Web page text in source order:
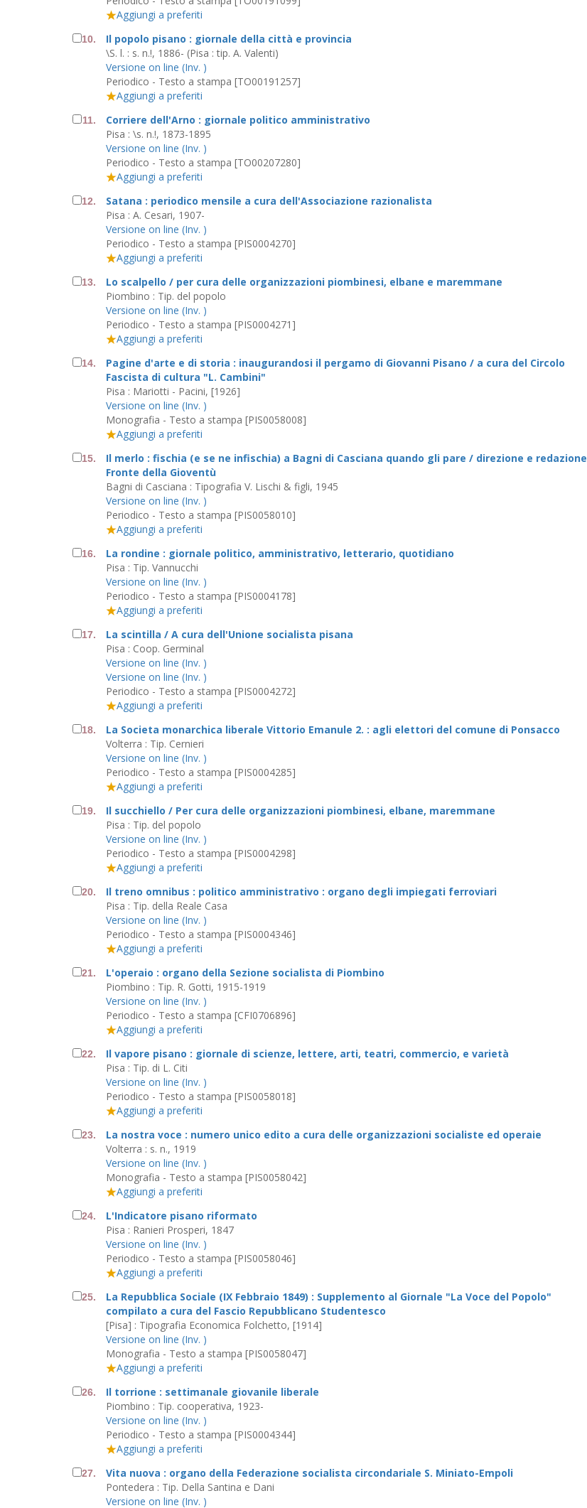
Aggiungi a preferiti
10.
Il popolo pisano : giornale della città e provincia
\S. l. : s. n.!, 1886- (Pisa : tip. A. Valenti)
Versione on line (Inv. )
Periodico - Testo a stampa [TO00191257]
Aggiungi a preferiti
11.
Corriere dell'Arno : giornale politico amministrativo
Pisa : \s. n.!, 1873-1895
Versione on line (Inv. )
Periodico - Testo a stampa [TO00207280]
Aggiungi a preferiti
12.
Satana : periodico mensile a cura dell'Associazione razionalista
Pisa : A. Cesari, 1907-
Versione on line (Inv. )
Periodico - Testo a stampa [PIS0004270]
Aggiungi a preferiti
13.
Lo scalpello / per cura delle organizzazioni piombinesi, elbane e maremmane
Piombino : Tip. del popolo
Versione on line (Inv. )
Periodico - Testo a stampa [PIS0004271]
Aggiungi a preferiti
14.
Pagine d'arte e di storia : inaugurandosi il pergamo di Giovanni Pisano / a cura del Circolo
Fascista di cultura "L. Cambini"
Pisa : Mariotti - Pacini, [1926]
Versione on line (Inv. )
Monografia - Testo a stampa [PIS0058008]
Aggiungi a preferiti
15.
Il merlo : fischia (e se ne infischia) a Bagni di Casciana quando gli pare / direzione e redazione
Fronte della Gioventù
Bagni di Casciana : Tipografia V. Lischi & figli, 1945
Versione on line (Inv. )
Periodico - Testo a stampa [PIS0058010]
Aggiungi a preferiti
16.
La rondine : giornale politico, amministrativo, letterario, quotidiano
Pisa : Tip. Vannucchi
Versione on line (Inv. )
Periodico - Testo a stampa [PIS0004178]
Aggiungi a preferiti
17.
La scintilla / A cura dell'Unione socialista pisana
Pisa : Coop. Germinal
Versione on line (Inv. )
Versione on line (Inv. )
Periodico - Testo a stampa [PIS0004272]
Aggiungi a preferiti
18.
La Societa monarchica liberale Vittorio Emanule 2. : agli elettori del comune di Ponsacco
Volterra : Tip. Cernieri
Versione on line (Inv. )
Periodico - Testo a stampa [PIS0004285]
Aggiungi a preferiti
19.
Il succhiello / Per cura delle organizzazioni piombinesi, elbane, maremmane
Pisa : Tip. del popolo
Versione on line (Inv. )
Periodico - Testo a stampa [PIS0004298]
Aggiungi a preferiti
20.
Il treno omnibus : politico amministrativo : organo degli impiegati ferroviari
Pisa : Tip. della Reale Casa
Versione on line (Inv. )
Periodico - Testo a stampa [PIS0004346]
Aggiungi a preferiti
21.
L'operaio : organo della Sezione socialista di Piombino
Piombino : Tip. R. Gotti, 1915-1919
Versione on line (Inv. )
Periodico - Testo a stampa [CFI0706896]
Aggiungi a preferiti
22.
Il vapore pisano : giornale di scienze, lettere, arti, teatri, commercio, e varietà
Pisa : Tip. di L. Citi
Versione on line (Inv. )
Periodico - Testo a stampa [PIS0058018]
Aggiungi a preferiti
23.
La nostra voce : numero unico edito a cura delle organizzazioni socialiste ed operaie
Volterra : s. n., 1919
Versione on line (Inv. )
Monografia - Testo a stampa [PIS0058042]
Aggiungi a preferiti
24.
L'Indicatore pisano riformato
Pisa : Ranieri Prosperi, 1847
Versione on line (Inv. )
Periodico - Testo a stampa [PIS0058046]
Aggiungi a preferiti
25.
La Repubblica Sociale (IX Febbraio 1849) : Supplemento al Giornale "La Voce del Popolo"
compilato a cura del Fascio Repubblicano Studentesco
[Pisa] : Tipografia Economica Folchetto, [1914]
Versione on line (Inv. )
Monografia - Testo a stampa [PIS0058047]
Aggiungi a preferiti
26.
Il torrione : settimanale giovanile liberale
Piombino : Tip. cooperativa, 1923-
Versione on line (Inv. )
Periodico - Testo a stampa [PIS0004344]
Aggiungi a preferiti
27.
Vita nuova : organo della Federazione socialista circondariale S. Miniato-Empoli
Pontedera : Tip. Della Santina e Dani
Versione on line (Inv. )